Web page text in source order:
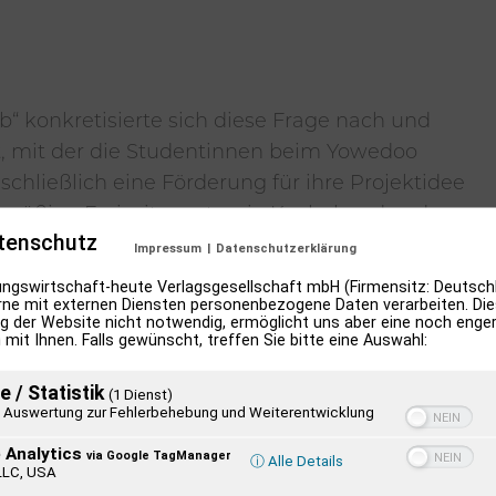
konkretisierte sich diese Frage nach und
mit der die Studentinnen beim Yowedoo
eine Förderung für ihre Projektidee
Freizeitevents wie Kochabende oder
für die Geschichte von
2016, folgte die Vereinsgründung. Diese
die es verdient hatte – ohne dabei die
Seit seiner Gründung hatte der
der „Alten Mu“ am Lorentzendamm 6-
ist. In dieser kreativen Umgebung mitten
Ort der Begegnung bieten, einen Ort für
Das Herz des Vereins bilden dabei seit jeher
Impressum | Datenschutzerklärung
heute Verlagsgesellschaft mbH (Firmensitz:
mit externen Diensten personenbezogene Daten verarbeiten.
der Website nicht notwendig, ermöglicht uns aber eine noch
Ihnen. Falls gewünscht, treffen Sie bitte eine Auswahl:
/ Statistik (1 Dienst)
Auswertung zur Fehlerbehebung und Weiterentwicklung
Analytics via Google TagManager
USA
ⓘ Alle Details